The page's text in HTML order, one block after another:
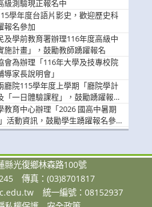
級測驗現正報名中
學年度台語片影史，歡迎歷史科
報名參加
及學前教育署辦理116年度高級中
施計畫」，鼓勵教師踴躍報名
會為辦理「116年大學及技專校院
家長說明會」
廳院115學年度上學期「廳院學計
一日體驗課程」，鼓勵踴躍報名
教育中心辦理「2026 國高中暑期
活動資訊，鼓勵學生踴躍報名參
縣光復鄉林森路100號
傳真：(03)8701817
統一編號：08152937